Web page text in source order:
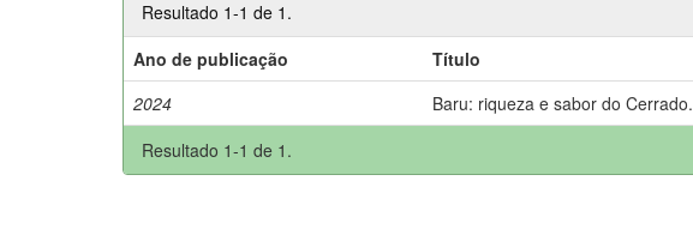
Resultado 1-1 de 1.
Ano de publicação
Título
2024
Baru: riqueza e sabor do Cerrado.
Resultado 1-1 de 1.